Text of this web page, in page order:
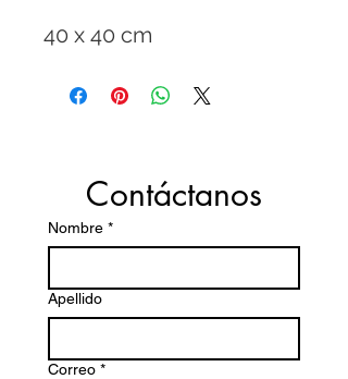
40 x 40 cm
Contáctanos
Nombre *
Apellido
Correo *